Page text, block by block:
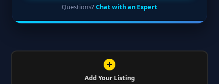
Questions? Chat with an Expert
Add Your Listing